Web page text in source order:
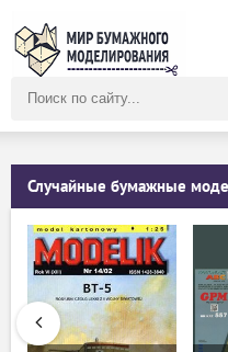
сайту
Случайные бумажные